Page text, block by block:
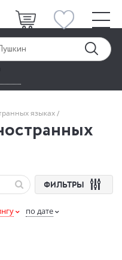
языках
ФИЛЬТРЫ
по дате